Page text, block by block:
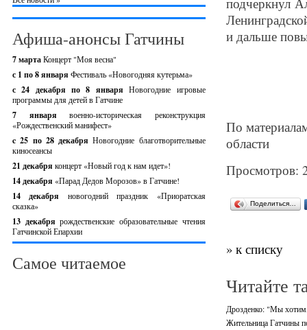
Афиша-анонсы Гатчины
7 мартаКонцерт "Моя весна"
с 1 по 8 января Фестиваль «Новогодняя кутерьма»
с 24 декабря по 8 январяНовогодние игровые
программы для детей в Гатчине
7 январявоенно-историческая реконструкция
«Рождественский манифест»
c 25 по 28 декабряНовогодние благотворительные
киносеансы
21 декабря концерт «Новый год к нам идет»!
14 декабря «Парад Дедов Морозов» в Гатчине!
14 декабря новогодний праздник «Приоратская
сказка»
13 декабрярождественские образовательные чтения
Гатчинской Епархии
Самое читаемое
и дальше
По
области
Просмотров:
Поделиться…
» к списку
Читайте
Дрозденко: "Мы хотим,
Жительница Гатчины